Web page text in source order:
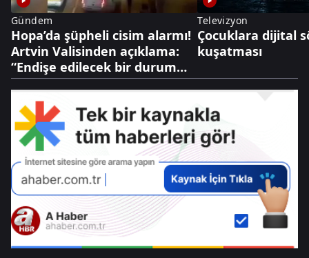
Gündem
Hopa’da şüpheli cisim alarmı!
Artvin Valisinden açıklama:
“Endişe edilecek bir durum
yok”
Televizyon
Çocuklara dijital
kuşatması